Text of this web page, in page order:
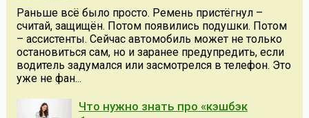
Раньше всё было просто. Ремень пристёгнул –
считай, защищён. Потом появились подушки. Потом
– ассистенты. Сейчас автомобиль может не только
остановиться сам, но и заранее предупредить, если
водитель задумался или засмотрелся в телефон. Это
уже не фан...
Что нужно знать про «кэшбэк